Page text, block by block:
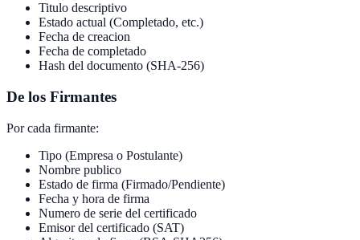
Titulo descriptivo
Estado actual (Completado, etc.)
Fecha de creacion
Fecha de completado
Hash del documento (SHA-256)
De los Firmantes
Por cada firmante:
Tipo (Empresa o Postulante)
Nombre publico
Estado de firma (Firmado/Pendiente)
Fecha y hora de firma
Numero de serie del certificado
Emisor del certificado (SAT)